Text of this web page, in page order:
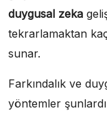
duygusal zeka
tekrarlamaktan
sunar.
Farkındalık ve
yöntemler